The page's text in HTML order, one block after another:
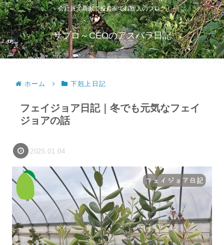
会社員で農家で投資家で料理人のブログ
サブロ～CEOのアスパラ日記
ホーム 下剋上日記
フェイジョア日記｜冬でも元気なフェイ
ジョアの話
2025.01.04